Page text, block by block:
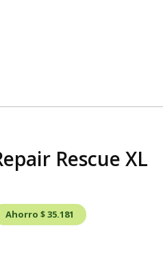
Rescue XL
Ahorro $ 35.181